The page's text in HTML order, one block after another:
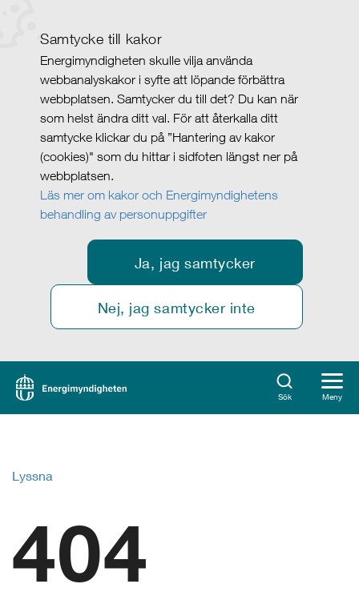
Samtycke till kakor
Energimyndigheten skulle vilja använda
webbanalyskakor i syfte att löpande förbättra
webbplatsen. Samtycker du till det? Du kan när
som helst ändra ditt val. För att återkalla ditt
samtycke klickar du på ”Hantering av kakor
(cookies)" som du hittar i sidfoten längst ner på
webbplatsen.
Läs mer om kakor och Energimyndighetens
behandling av personuppgifter
Ja, jag samtycker
Nej, jag samtycker inte
Sök Meny
Lyssna
404